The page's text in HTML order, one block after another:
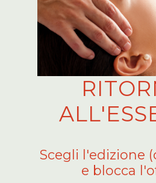
Scegli l'edizione
e blocca